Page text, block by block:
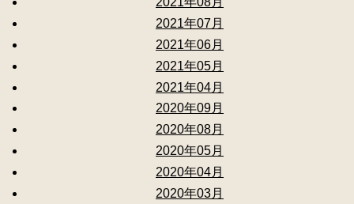
2021年07月
2021年06月
2021年05月
2021年04月
2020年09月
2020年08月
2020年05月
2020年04月
2020年03月